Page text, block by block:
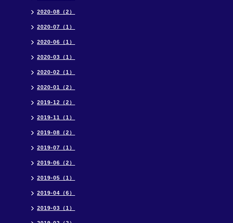
2020-08（2）
2020-07（1）
2020-06（1）
2020-03（1）
2020-02（1）
2020-01（2）
2019-12（2）
2019-11（1）
2019-08（2）
2019-07（1）
2019-06（2）
2019-05（1）
2019-04（6）
2019-03（1）